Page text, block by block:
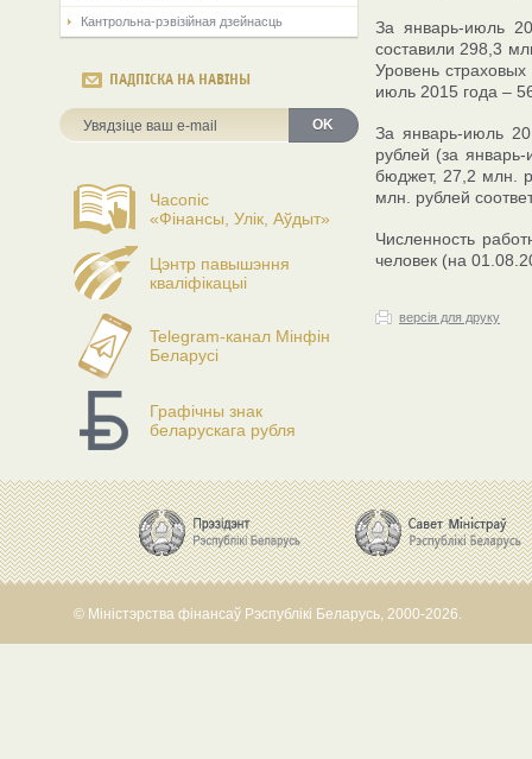
Кантрольна-рэвізійная дзейнасць
ПАДПІСКА НА НАВІНЫ
OK
Часопіс
«Фінансы, Улік, Аўдыт»
Цэнтр павышэння
кваліфікацыі
Telegram-канал Мінфін
Беларусі
Графічны знак
беларускага рубля
За январь-июль
составили 298,3
Уровень
июль 2015 года –
За январь-июль
рублей (за
бюджет, 27,2 млн.
млн. рублей
Численность
человек (на
версія для друку
© Міністэрства фінансаў Рэспублікі Беларусь, 2000-2026.